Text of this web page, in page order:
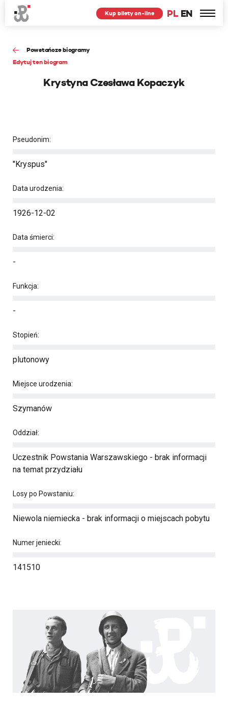
PL EN
Kup bilety on-line
Powstańcze biogramy
Edytuj ten biogram
Krystyna Czesława Kopaczyk
Pseudonim:
"Kryspus"
Data urodzenia:
1926-12-02
Data śmierci:
-
Funkcja:
-
Stopień:
plutonowy
Miejsce urodzenia:
Szymanów
Oddział:
Uczestnik Powstania Warszawskiego - brak informacji
na temat przydziału
Losy po Powstaniu:
Niewola niemiecka - brak informacji o miejscach pobytu
Numer jeniecki:
141510